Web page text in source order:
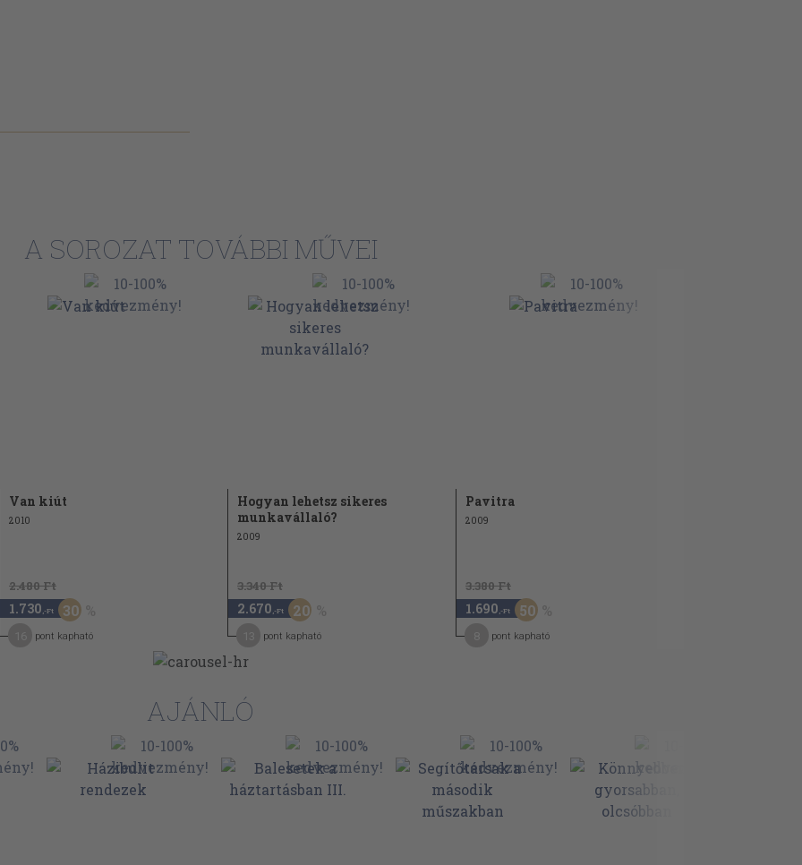
A SOROZAT TOVÁBBI MŰVEI
Van kiút
2010
2.480 Ft
1.730 ,-Ft 30
pont kapható
Hogyan lehetsz sikeres
munkavállaló?
2009
3.340 Ft
2.670 ,-Ft 20
pont kapható
Pavitra
2009
3.380 Ft
1.690 ,-Ft 50
pont kapható
AJÁNLÓ